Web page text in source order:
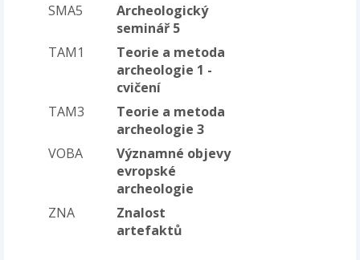
SMA5
Archeologický
seminář 5
TAM1
Teorie a metoda
archeologie 1 -
cvičení
TAM3
Teorie a metoda
archeologie 3
VOBA
Významné objevy
evropské
archeologie
ZNA
Znalost
artefaktů